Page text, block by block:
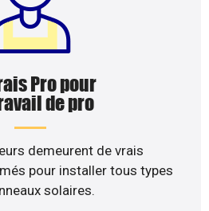
Pro pour
de pro
demeurent de vrais
pour installer tous types
solaires.